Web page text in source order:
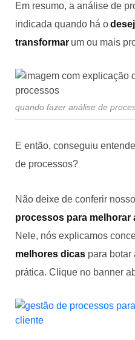
Em resumo, a análise de
indicada quando há o
transformar um ou mais
quando fazer análise de
E então, conseguiu
de processos?
Não deixe de conferir
processos para melhorar
Nele, nós explicamos
melhores dicas para botar
prática. Clique no banner